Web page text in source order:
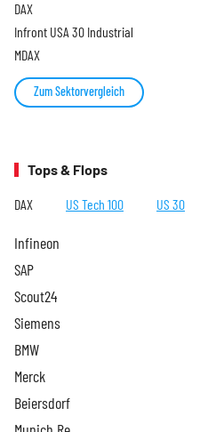
DAX
Infront USA 30 Industrial
MDAX
Zum Sektorvergleich
Tops & Flops
DAX US Tech 100 US 30
Infineon
SAP
Scout24
Siemens
BMW
Merck
Beiersdorf